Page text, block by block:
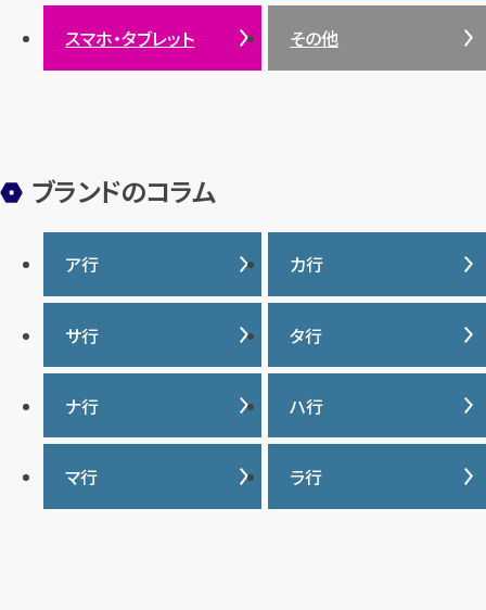
サンゴ
ヒスイ
スマホ・タブレット その他
ブランドのコラム
ア行
IWC
ヴァシュロンコンスタンタ
ン
ウブロ
エルメス
オーデマ ピゲ
カ行
カナダグース
カルティエ
グッチ
クロムハーツ
ケイト・スペード
サ行
サマンサタバサ
ジーショック
ジャガー・ルクルト
タ行
タグ・ホイヤー
ディオール
ティファニー
ナ行
ナイキ
ハ行
バーバリー
バカラ
マ行 ラ行